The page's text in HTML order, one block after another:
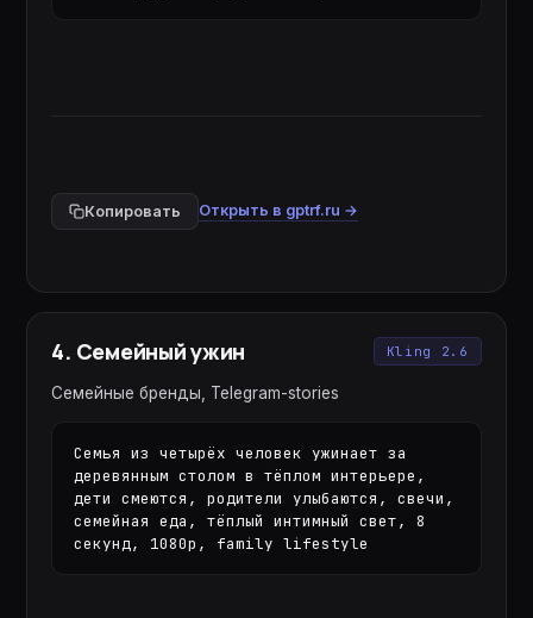
Копировать Открыть в gptrf.ru →
4. Семейный ужин Kling 2.6
Семейные бренды, Telegram-stories
Семья из четырёх человек ужинает за
деревянным столом в тёплом интерьере,
дети смеются, родители улыбаются, свечи,
семейная еда, тёплый интимный свет, 8
секунд, 1080p, family lifestyle